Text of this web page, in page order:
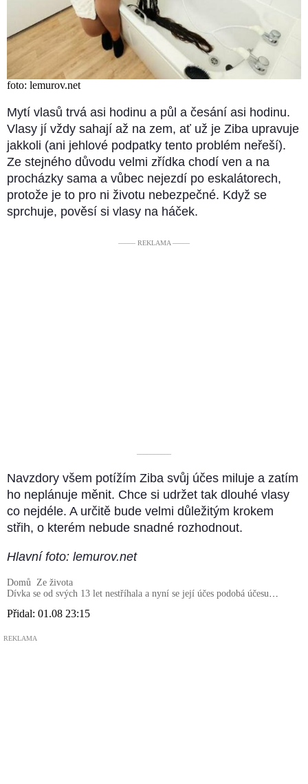
foto: lemurov.net
Mytí vlasů trvá asi hodinu a půl a česání asi hodinu.
Vlasy jí vždy sahají až na zem, ať už je Ziba upravuje
jakkoli (ani jehlové podpatky tento problém neřeší).
Ze stejného důvodu velmi zřídka chodí ven a na
procházky sama a vůbec nejezdí po eskalátorech,
protože je to pro ni životu nebezpečné. Když se
sprchuje, pověsí si vlasy na háček.
––––– REKLAMA –––––
––––––––––
Navzdory všem potížím Ziba svůj účes miluje a zatím
ho neplánuje měnit. Chce si udržet tak dlouhé vlasy
co nejdéle. A určitě bude velmi důležitým krokem
střih, o kterém nebude snadné rozhodnout.
Hlavní foto: lemurov.net
Domů Ze života
Dívka se od svých 13 let nestříhala a nyní se její účes podobá účesu
Přidal: 01.08 23:15
REKLAMA